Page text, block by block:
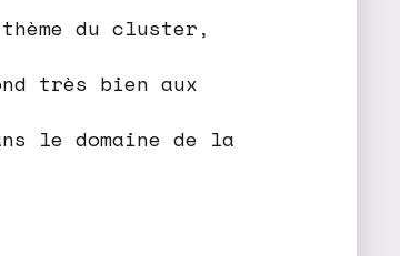
du cluster,
très bien aux
le domaine de la